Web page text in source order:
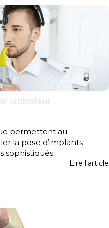
ordinateur
permettent au
la pose d’implants
sophistiqués.
Lire l'article